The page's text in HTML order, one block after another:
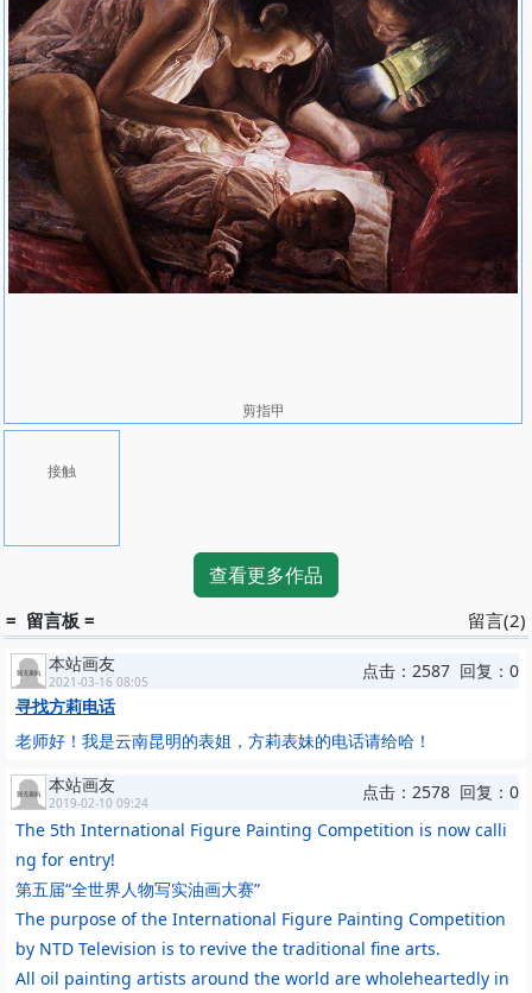
台》等画前留连许久不肯离去。购买刘亚明油画的人士，除了国内有
识之土，还包括不少来自欧美台港的画商和爱好者、收藏者。
1994年3月，31岁的刘亚明应美国俄州首府哥伦比亚市著名的罗伊·
比夫艺术馆的邀请，举办了他在国外的第一次画展。年轻的中国油画
家着实给了眼光颇高的美国人一个惊喜OO一幅题为《奶奶》的作
品，画布上老人家那道深邃中透着慈爱而慈爱中己显呆滞的目光，有
一种震撼人心的力度；而在《裸钟》、《林琳》等作品中，东方女性
的柔美和温婉得到了质感强烈的表现；更有那个性格倔强的少数民族
少女的肖像，竟使参观者仿佛透过画面去到神秘的云贵高原，不但触
摸到了《千年阳光》，还触摸到了画家那年轻而炽热的心……《纽约
时报》、《美国亚洲报》等多家报刊和电视台纷纷报道画展盛况，
《世界日报》还以连载形式刊发关于刘亚明的长篇报道。
像。戴尔律师立刻被画中人的炯炯目光以及智慧神韵所吸引，第二天
便向画廊购买该画并认识了作者刘亚明。在和年轻中国画家的交往
他到美国展出画作。
没有一块舒适之地，更没有空调电视之类的享乐之物。无论三十几度
高温的盛夏还是零下十几度的寒冬，他每天都在这里坚持画十来个小
时，简直像宗教狂徒一样心甘情愿过那种苦行僧式的绘画生活。这批
以《悟》为总称的系列油画，包括了让人迷恋的《澄明》和梦萦古典
的《此岸》诸作，每一幅都有震撼视觉和心魄的效果，是刘亚明几年
来梦醒古典、冲击现代的一批鼎力之作，也显现了新一代中国油画家
的追求。
通向众冥的自由之路
通向众冥的自由之路
《通向众冥的自由之路》创作历时两年。长16米，宽约3米，是一幅
由180多个人物组成的宏大的、具有史诗性结构的众生相。画面背景
灰暗，阴云密布，象征着人类的“灾难”——即现实生活的压迫。画面
上，形态各异奔跑的人群代表现代人的内心躁动和彷徨、压抑与焦
虑。全幅画面的着重点为左边地平线处初现的释迦牟尼及画卷中心表
情祥和的白衣女郎，他们预示着人类心灵最终的平静与世界的和谐。
著名评论家陈孝信评论道：“刘亚明是一位极具社会责任心的当代画
家。他用艺术的方式，呼起当代人内心的觉醒。在他的画作中，也兼
剪指甲
接触
查看更多作品
留言(2)
= 留言板 =
本站画友
2021-03-16 08:05
点击：2587 回复：0
寻找方莉电话
老师好！我是云南昆明的表姐，方莉表妹的电话请给哈！
本站画友
2019-02-10 09:24
点击：2578 回复：0
The 5th International Figure Painting Competition is now calli
ng for entry!
第五届“全世界人物写实油画大赛”
The purpose of the International Figure Painting Competition
by NTD Television is to revive the traditional fine arts.
All oil painting artists around the world are wholeheartedly in